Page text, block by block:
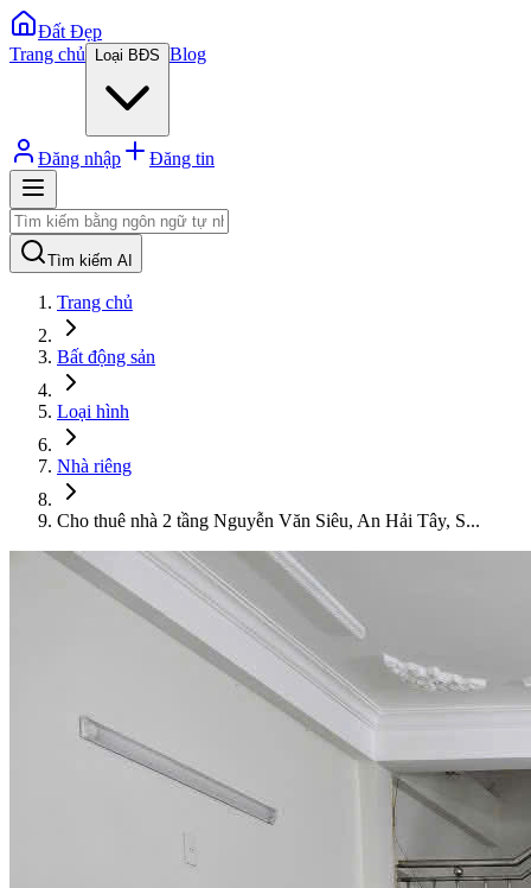
Đất Đẹp
Trang chủ
Loại BĐS Blog
Đăng nhập Đăng tin
Tìm kiếm AI
Trang chủ
Bất động sản
Loại hình
Nhà riêng
Cho thuê nhà 2 tầng Nguyễn Văn Siêu, An Hải Tây, S...